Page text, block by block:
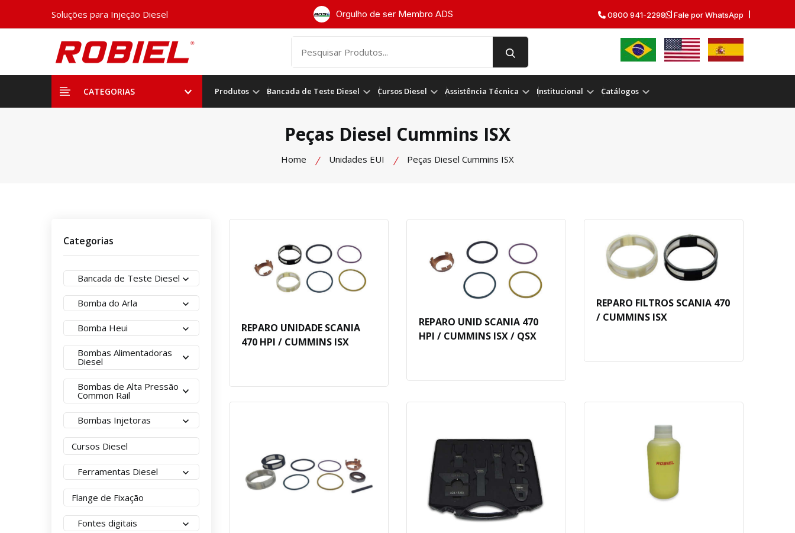
Soluções para Injeção Diesel Orgulho de ser Membro ADS 0800 941-2298 Fale por WhatsApp
CATEGORIAS Produtos Bancada de Teste Diesel Cursos Diesel Assistência Técnica Institucional Catálogos
Peças Diesel Cummins ISX
Home Unidades EUI Peças Diesel Cummins ISX
Categorias
Bancada de Teste Diesel
Bomba do Arla
Bomba Heui
Bombas Alimentadoras
Diesel
Bombas de Alta Pressão
Common Rail
Bombas Injetoras
Cursos Diesel
Ferramentas Diesel
Flange de Fixação
Fontes digitais
REPARO UNIDADE SCANIA
470 HPI / CUMMINS ISX
REPARO UNID SCANIA 470
HPI / CUMMINS ISX / QSX
REPARO FILTROS SCANIA 470
/ CUMMINS ISX